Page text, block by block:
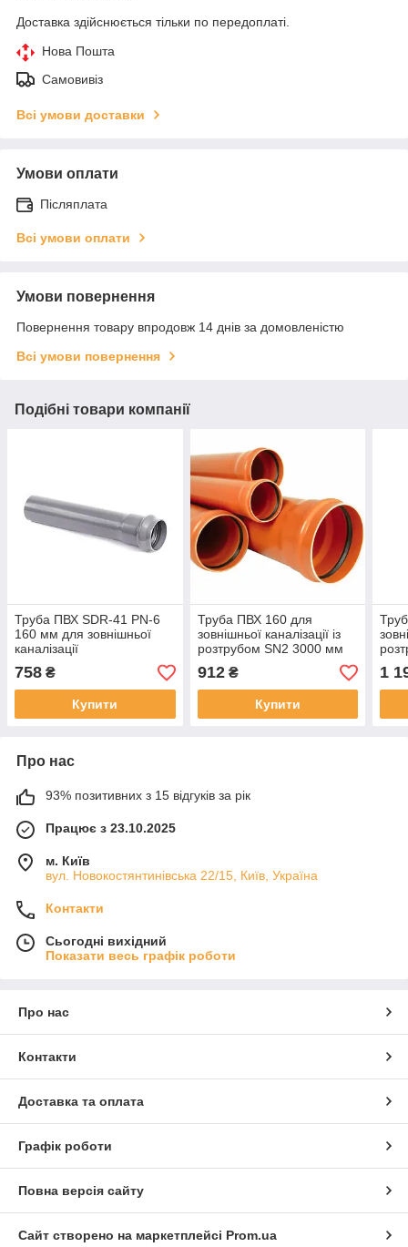
Доставка здійснюється тільки по передоплаті.
Нова Пошта
Самовивіз
Всі умови доставки
Умови оплати
Післяплата
Всі умови оплати
Умови повернення
Повернення товару впродовж 14 днів за домовленістю
Всі умови повернення
Подібні товари компанії
Труба ПВХ SDR-41 PN-6
160 мм для зовнішньої
каналізації
758 ₴
Купити
Труба ПВХ 160 для
зовнішньої каналізації із
розтрубом SN2 3000 мм
912₴
Купити
1
Про нас
93% позитивних з 15 відгуків за рік
Працює з 23.10.2025
м. Київ
вул. Новокостянтинівська 22/15, Київ, Україна
Контакти
Сьогодні вихідний
Показати весь графік роботи
Про нас
Контакти
Доставка та оплата
Графік роботи
Повна версія сайту
Сайт створено на маркетплейсі Prom.ua